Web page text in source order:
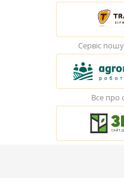
Сервіс
Все про